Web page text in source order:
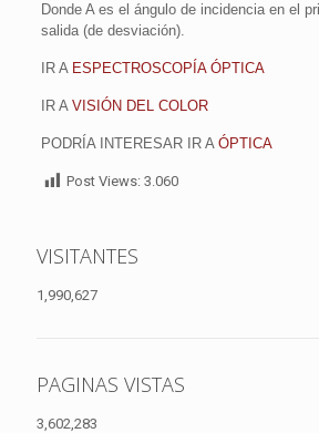
Donde A es el ángulo de incidencia en el
salida (de desviación).
IR A ESPECTROSCOPÍA ÓPTICA
IR A VISIÓN DEL COLOR
PODRÍA INTERESAR IR A ÓPTICA
Post Views: 3.060
VISITANTES
1,990,627
PAGINAS VISTAS
3,602,283